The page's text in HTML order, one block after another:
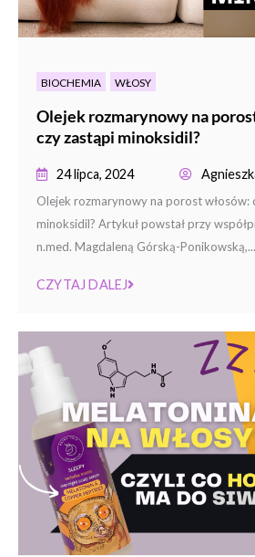
BIOCHEMIA WŁOSY
Olejek rozmarynowy na
czy zastąpi minoksidil?
24 lipca, 2024
Olejek rozmarynowy na porost włosów:
minoksidil? Artykuł powstał przy
n.med. Magdaleną Górską-Ponikowską,...
CZYTAJ DALEJ